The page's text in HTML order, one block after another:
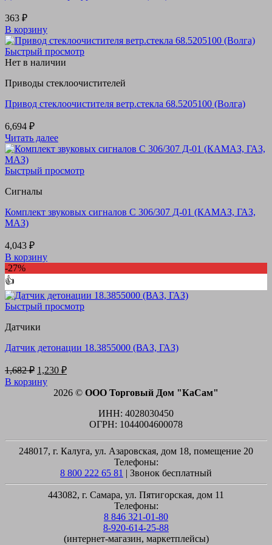
363 ₽
В корзину
Быстрый просмотр
Нет в наличии
Приводы стеклоочистителей
Привод стеклоочистителя ветр.стекла 68.5205100 (Волга)
6,694 ₽
Читать далее
Быстрый просмотр
Сигналы
Комплект звуковых сигналов С 306/307 Д-01 (КАМАЗ, ГАЗ,
МАЗ)
4,043 ₽
В корзину
-27%
👍
Быстрый просмотр
Датчики
Датчик детонации 18.3855000 (ВАЗ, ГАЗ)
1,682₽ Первоначальная
цена
составляла
1,230 ₽Текущая
1,230 ₽.
В корзину
2026 © ООО Торговый Дом "КаСам"
ИНН: 4028030450
ОГРН: 1044004600078
248017, г. Калуга, ул. Азаровская, дом 18, помещение 20
Телефоны:
8 800 222 65 81 | Звонок бесплатный
443082, г. Самара, ул. Пятигорская, дом 11
Телефоны:
8 846 321-01-80
8-920-614-25-88
(интернет-магазин, маркетплейсы)